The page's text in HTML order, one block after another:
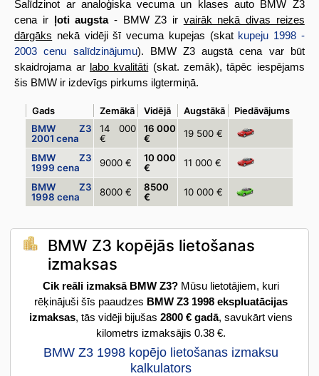
Salīdzinot ar analoģiska vecuma un klases auto BMW Z3
cena ir ļoti augsta- BMW Z3 ir vairāk nekā divas reizes
dārgāks nekā vidēji šī vecuma kupejas (skat kupeju 1998 -
2003 cenu salīdzinājumu). BMW Z3 augstā cena var būt
skaidrojama ar labo kvalitāti (skat. zemāk), tāpēc iespējams
šis BMW ir izdevīgs pirkums ilgtermiņā.
Gads Zemākā Vidējā Augstākā
Piedāvājums
BMW Z3
2001 cena
14 000
€
16 000
€
19 500 €
BMW Z3
1999 cena
9000 €
10 000
€
11 000 €
BMW Z3
1998 cena
8000 €
8500
€
10 000 €
BMW Z3 kopējās lietošanas
izmaksas
Cik reāli izmaksā BMW Z3?Mūsu lietotājiem, kuri
rēķinājuši šīs paaudzes BMW Z3 1998 ekspluatācijas
izmaksas, tās vidēji bijušas 2800 € gadā, savukārt viens
kilometrs izmaksājis 0.38 €.
BMW Z3 1998 kopējo lietošanas izmaksu
kalkulators